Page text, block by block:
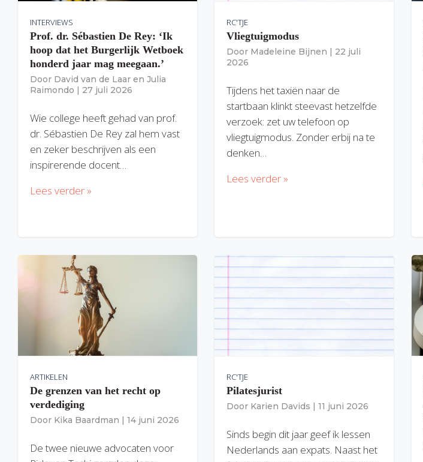
INTERVIEWS
Prof. dr. Sébastien De Rey: ‘Ik
hoop dat het Burgerlijk Wetboek
honderd jaar mag meegaan.’
Door David van de Laar en Julia
Raimondo | 27 juli 2026
Wie college heeft gehad van prof.
dr. Sébastien De Rey zal hem vast
en zeker beschrijven als een
inspirerende docent…
Lees verder »
RC'TJE
Vliegtuigmodus
Door Madeleine Bijnen | 22 juli
2026
Tijdens het taxiën naar de
startbaan klinkt steevast hetzelfde
verzoek: zet uw telefoon op
vliegtuigmodus. Zonder erbij na te
denken…
Lees verder »
ARTIKELEN
De grenzen van het recht op
verdediging
Door Kika Baardman | 14 juni 2026
De twee nieuwe advocaten voor
RC'TJE
Pilatesjurist
Door Karien Davids | 11 juni 2026
Sinds begin dit jaar geef ik lessen
Nederlands aan expats. Naast het